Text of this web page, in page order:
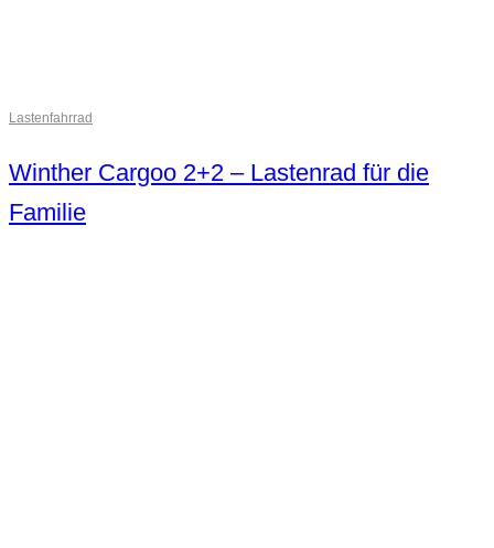
Lastenfahrrad
Winther Cargoo 2+2 – Lastenrad für die
Familie